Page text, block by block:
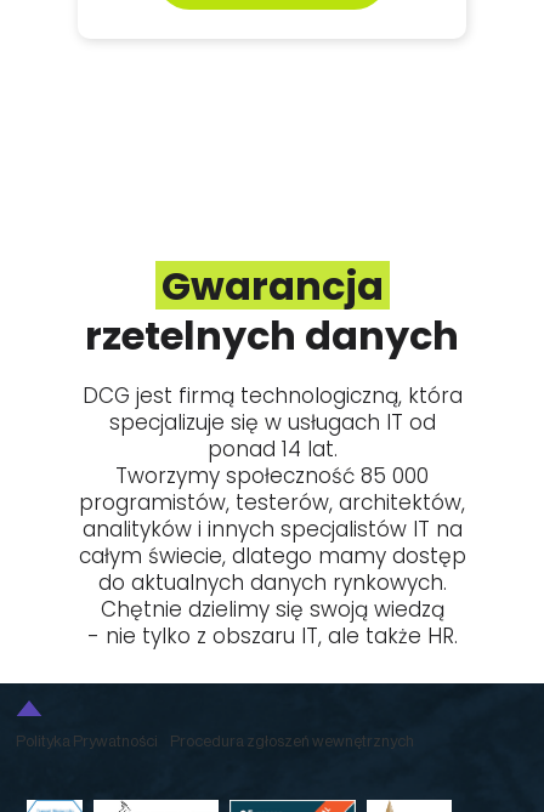
Gwarancja
rzetelnych danych
DCG jest firmą technologiczną, która
specjalizuje się w usługach IT od
ponad 14 lat.
Tworzymy społeczność 85 000
programistów, testerów, architektów,
analityków i innych specjalistów IT na
całym świecie, dlatego mamy dostęp
do aktualnych danych rynkowych.
Chętnie dzielimy się swoją wiedzą
- nie tylko z obszaru IT, ale także HR.
Polityka Prywatności Procedura zgłoszeń wewnętrznych